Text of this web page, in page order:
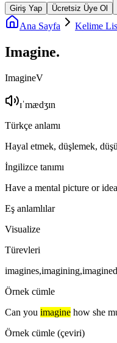
Giriş Yap Ücretsiz Üye Ol
Ana Sayfa Kelime
Imagine.
ImagineV
ɪˈmædʒɪn
Türkçe anlamı
Hayal etmek, düşlemek,
İngilizce tanımı
Have a mental picture or
Eş anlamlılar
Visualize
Türevleri
imagines,imagining,imagined
Örnek cümle
Can you imagine how she
Örnek cümle (çeviri)